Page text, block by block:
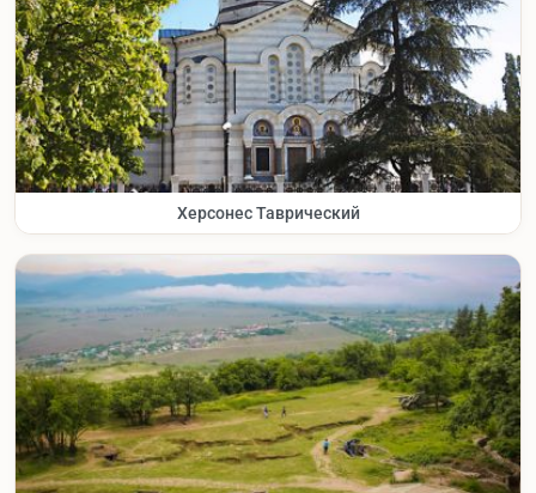
Херсонес Таврический